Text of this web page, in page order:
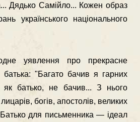
Дядько Самійло... Кожен образ
українського національного
уявлення про прекрасне
бать­ка: "Багато бачив я гарних
як батько, не бачив... З нього
богів, апостолів, великих
Бать­ко для письменника — ідеал